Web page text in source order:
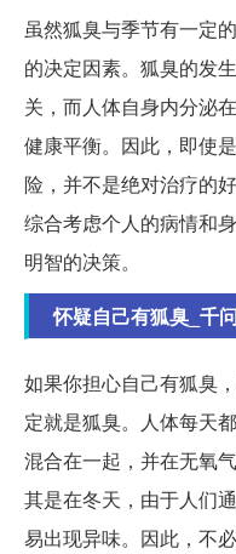
虽然狐臭与季节有一定
的决定因素。狐臭的发
关，而人体自身内分泌
健康平衡。因此，即使
险，并不是绝对治疗的
综合考虑个人的病情和
明智的决策。
怀疑自己有狐臭_千
如果你担心自己有狐臭
定就是狐臭。人体每天
混合在一起，并在无氧
其是在冬天，由于人们
易出现异味。因此，不